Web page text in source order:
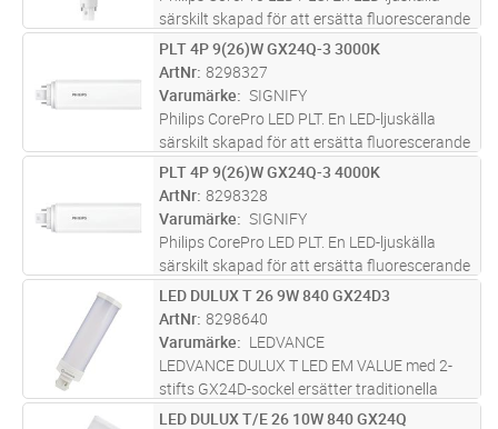
särskilt skapad för att ersätta fluorescerande
belysning i downlights samt andra armaturer
dikt vägg och -tak, och följer RoHS-direktivet.
Passar i existeran...läs mer
ST Lägg i kundvagn
PLT 4P 9(26)W GX24Q-3 3000K
ArtNr 8298327
Varumärke
SIGNIFY
Philips CorePro LED PLT. En LED-ljuskälla
särskilt skapad för att ersätta fluorescerande
belysning i downlights samt andra armaturer
dikt vägg och -tak, och följer RoHS-direktivet.
Passar i existeran...läs mer
ST Lägg i kundvagn
PLT 4P 9(26)W GX24Q-3 4000K
ArtNr 8298328
Varumärke
SIGNIFY
Philips CorePro LED PLT. En LED-ljuskälla
särskilt skapad för att ersätta fluorescerande
belysning i downlights samt andra armaturer
dikt vägg och -tak, och följer RoHS-direktivet.
Passar i existeran...läs mer
ST Lägg i kundvagn
LED DULUX T 26 9W 840 GX24D3
ArtNr 8298640
Varumärke
LEDVANCE
LEDVANCE DULUX T LED EM VALUE med 2-
stifts GX24D-sockel ersätter traditionella
kompaktlysrör för drift med konventionella
LED DULUX T/E 26 10W 840 GX24Q